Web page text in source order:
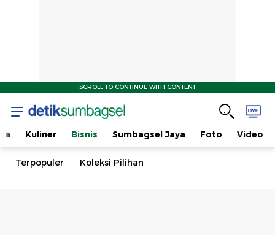
SCROLL TO CONTINUE WITH CONTENT
Kuliner Bisnis Sumbagsel Jaya Foto Video
Terpopuler Koleksi Pilihan